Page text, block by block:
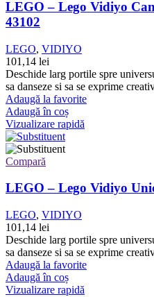
LEGO – Lego Vidiyo
43102
LEGO, VIDIYO
101,14 lei
Deschide larg portile spre
sa danseze si sa se exprime
Adaugă la favorite
Adaugă în coș
Vizualizare rapidă
Compară
LEGO – Lego Vidiyo
LEGO, VIDIYO
101,14 lei
Deschide larg portile spre
sa danseze si sa se exprime
Adaugă la favorite
Adaugă în coș
Vizualizare rapidă